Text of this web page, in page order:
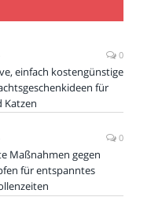
0
einfach kostengünstige
für
Katzen
0
Maßnahmen gegen
für entspanntes